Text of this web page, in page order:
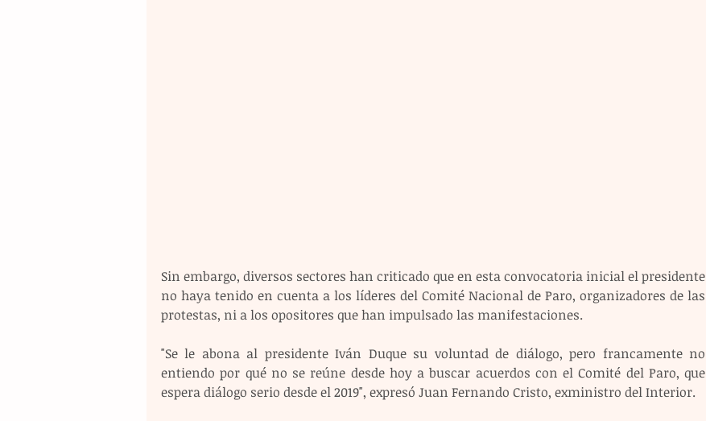
Sin embargo, diversos sectores han criticado que en esta convocatoria inicial el presidente
no haya tenido en cuenta a los líderes del Comité Nacional de Paro, organizadores de las
protestas, ni a los opositores que han impulsado las manifestaciones.
"Se le abona al presidente Iván Duque su voluntad de diálogo, pero francamente no
entiendo por qué no se reúne desde hoy a buscar acuerdos con el Comité del Paro, que
espera diálogo serio desde el 2019", expresó Juan Fernando Cristo, exministro del Interior.